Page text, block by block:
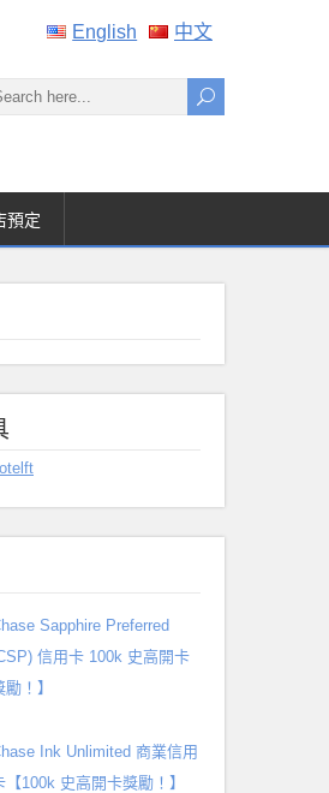
English 中文
預定
Sapphire Preferred
信用卡 100k 史高開卡
勵！】
Ink Unlimited 商業信用
【100k 史高開卡獎勵！】